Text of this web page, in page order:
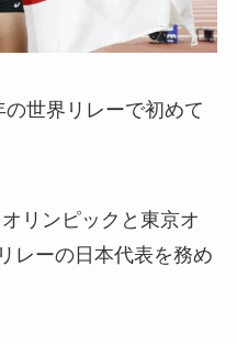
世界リレーで初めて
リンピックと東京オ
レーの日本代表を務め